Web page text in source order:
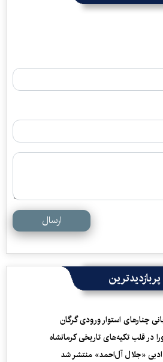
ارسال
پربازدیدترین
چنارهای استوار ورودی گرگان
در قلب تکیه‌های تاریخی کرمانشاه
ادبی «جلال آل‌احمد» منتشر شد